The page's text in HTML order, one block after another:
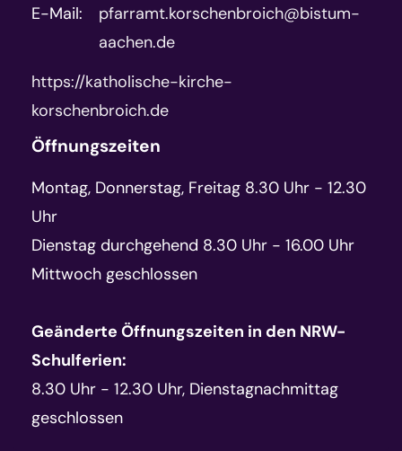
E-Mail:
pfarramt.korschenbroich@bistum-
aachen.de
https://katholische-kirche-
korschenbroich.de
Öffnungszeiten
Montag, Donnerstag, Freitag 8.30 Uhr - 12.30
Uhr
Dienstag durchgehend 8.30 Uhr - 16.00 Uhr
Mittwoch geschlossen
Geänderte Öffnungszeiten in den NRW-
Schulferien:
8.30 Uhr - 12.30 Uhr, Dienstagnachmittag
geschlossen